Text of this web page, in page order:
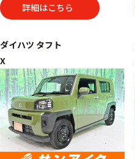
詳細はこちら
ダイハツ タフト
X